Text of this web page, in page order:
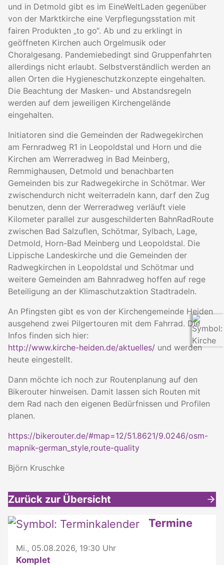
und in Detmold gibt es im EineWeltLaden gegenüber
von der Marktkirche eine Verpflegungsstation mit
fairen Produkten „to go“. Ab und zu erklingt in
geöffneten Kirchen auch Orgelmusik oder
Choralgesang. Pandemiebedingt sind Gruppenfahrten
allerdings nicht erlaubt. Selbstverständlich werden an
allen Orten die Hygieneschutzkonzepte eingehalten.
Die Beachtung der Masken- und Abstandsregeln
werden auf dem jeweiligen Kirchengelände
eingehalten.
Initiatoren sind die Gemeinden der Radwegekirchen
am Fernradweg R1 in Leopoldstal und Horn und die
Kirchen am Werreradweg in Bad Meinberg,
Remmighausen, Detmold und benachbarten
Gemeinden bis zur Radwegekirche in Schötmar. Wer
zwischendurch nicht weiterradeln kann, darf den Zug
benutzen, denn der Werreradweg verläuft viele
Kilometer parallel zur ausgeschilderten BahnRadRoute
zwischen Bad Salzuflen, Schötmar, Sylbach, Lage,
Detmold, Horn-Bad Meinberg und Leopoldstal. Die
Lippische Landeskirche und die Gemeinden der
Radwegkirchen in Leopoldstal und Schötmar und
weitere Gemeinden am Bahnradweg hoffen auf rege
Beteiligung an der Klimaschutzaktion Stadtradeln.
An Pfingsten gibt es von der Kirchengemeinde Heiden
ausgehend zwei Pilgertouren mit dem Fahrrad. Die
Infos finden sich hier:
http://www.kirche-heiden.de/aktuelles/ und werden
heute eingestellt.
Dann möchte ich noch zur Routenplanung auf den
Bikerouter hinweisen. Damit lassen sich Routen mit
dem Rad nach den eigenen Bedürfnissen und Profilen
planen.
https://bikerouter.de/#map=12/51.8621/9.0246/osm-
mapnik-german_style,route-quality
Björn Kruschke
Zurück zur Übersicht
Weitere interessante Inhalte Termine
Mi., 05.08.2026, 19:30 Uhr
Komplet